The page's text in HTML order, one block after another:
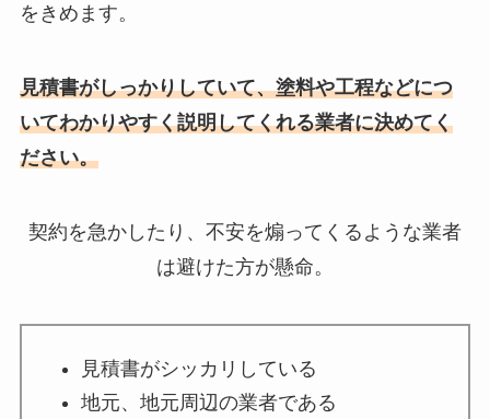
をきめます。
見積書がしっかりしていて、塗料や工程などにつ
いてわかりやすく説明してくれる業者に決めてく
ださい。
契約を急かしたり、不安を煽ってくるような業者
は避けた方が懸命。
見積書がシッカリしている
地元、地元周辺の業者である